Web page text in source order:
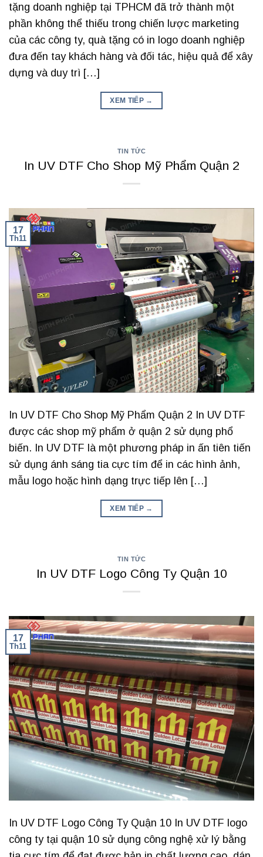
tặng doanh nghiệp tại TPHCM đã trở thành một
phần không thể thiếu trong chiến lược marketing
của các công ty, quà tặng có in logo doanh nghiệp
đưa đến tay khách hàng và đối tác, hiệu quả để xây
dựng và duy trì […]
XEM TIẾP →
TIN TỨC
In UV DTF Cho Shop Mỹ Phẩm Quận 2
17
Th11
In UV DTF Cho Shop Mỹ Phẩm Quận 2 In UV DTF
được các shop mỹ phẩm ở quận 2 sử dụng phổ
biến. In UV DTF là một phương pháp in ấn tiên tiến
sử dụng ánh sáng tia cực tím để in các hình ảnh,
mẫu logo hoặc hình dạng trực tiếp lên […]
XEM TIẾP →
TIN TỨC
In UV DTF Logo Công Ty Quận 10
17
Th11
In UV DTF Logo Công Ty Quận 10 In UV DTF logo
công ty tại quận 10 sử dụng công nghệ xử lý bằng